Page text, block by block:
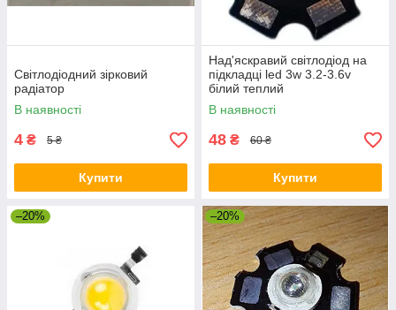
Світлодіодний зірковий
радіатор
В наявності
4 ₴ 5 ₴
Купити
Над'яскравий світлодіод на
підкладці led 3w 3.2-3.6v
білий теплий
В наявності
48 ₴ 60 ₴
Купити
–20% –20%